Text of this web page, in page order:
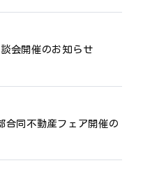
会開催のお知らせ
合同不動産フェア開催の